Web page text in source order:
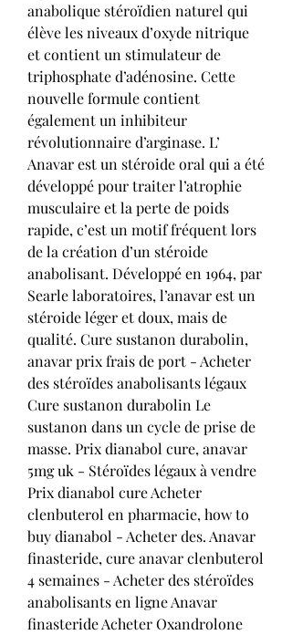
anabolique stéroïdien naturel qui
élève les niveaux d’oxyde nitrique
et contient un stimulateur de
triphosphate d’adénosine. Cette
nouvelle formule contient
également un inhibiteur
révolutionnaire d’arginase. L’
Anavar est un stéroide oral qui a été
développé pour traiter l’atrophie
musculaire et la perte de poids
rapide, c’est un motif fréquent lors
de la création d’un stéroide
anabolisant. Développé en 1964, par
Searle laboratoires, l’anavar est un
stéroide léger et doux, mais de
qualité. Cure sustanon durabolin,
anavar prix frais de port - Acheter
des stéroïdes anabolisants légaux
Cure sustanon durabolin Le
sustanon dans un cycle de prise de
masse. Prix dianabol cure, anavar
5mg uk - Stéroïdes légaux à vendre
Prix dianabol cure Acheter
clenbuterol en pharmacie, how to
buy dianabol - Acheter des. Anavar
finasteride, cure anavar clenbuterol
4 semaines - Acheter des stéroïdes
anabolisants en ligne Anavar
finasteride Acheter Oxandrolone